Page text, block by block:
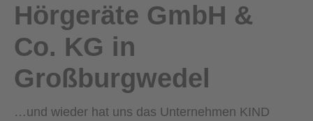
Hörgeräte GmbH &
Co. KG in
Großburgwedel
…und wieder hat uns das Unternehmen KIND